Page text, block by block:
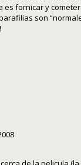
es fornicar y
son